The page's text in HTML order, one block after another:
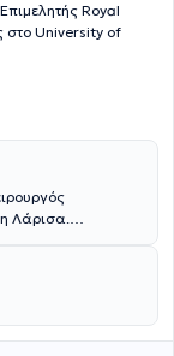
Royal
στο University of
Λάρισα.
ερευνητική
του Μαϊάμι,
και
εργάσθηκε για